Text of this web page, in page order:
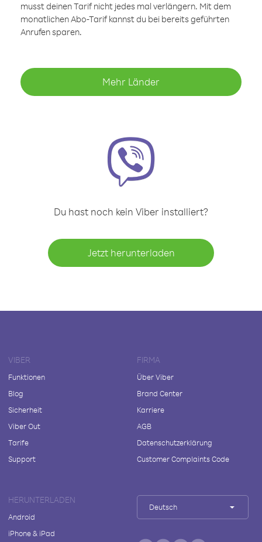
musst deinen Tarif nicht jedes mal verlängern. Mit dem
monatlichen Abo-Tarif kannst du bei bereits geführten
Anrufen sparen.
Mehr Länder
Du hast noch kein Viber installiert?
Jetzt herunterladen
VIBER
Funktionen
Blog
Sicherheit
Viber Out
Tarife
Support
FIRMA
Über Viber
Brand Center
Karriere
AGB
Datenschutzerklärung
Customer Complaints Code
HERUNTERLADEN
Android
iPhone & iPad
Deutsch